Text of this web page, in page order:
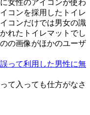
女性のアイコンが使わ
コンを採用したトイレ
コンだけでは男女の識
れたトイレマットでし
の画像がほかのユーザ
って利用した男性に無
て入っても仕方がなさ